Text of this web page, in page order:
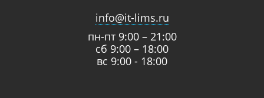
info@it-lims.ru
пн-пт 9:00 – 21:00
сб 9:00 – 18:00
вс 9:00 - 18:00